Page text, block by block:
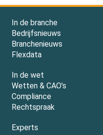
In de branche
Bedrijfsnieuws
Branchenieuws
Flexdata
In de wet
Wetten & CAO’s
Compliance
Rechtspraak
Experts